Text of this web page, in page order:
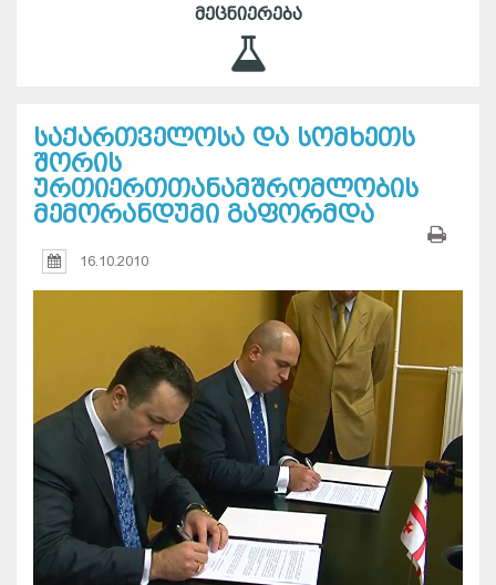
ᲛᲔᲪᲜᲘᲔᲠᲔᲑᲐ
საქართველოსა და სომხეთს
შორის
ურთიერთთანამშრომლობის
მემორანდუმი გაფორმდა
16.10.2010